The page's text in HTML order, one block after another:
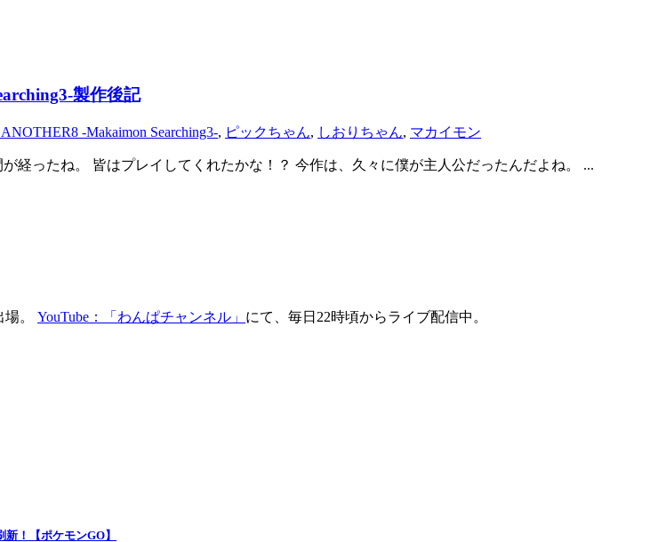
製作後記
-Makaimon Searching3-, ピックちゃん, しおりちゃん, マカイモン
経ったね。 皆はプレイしてくれたかな！？ 今作は、久々に僕が主人公だったんだよね。 ...
。 YouTube：「わんぱチャンネル」 にて、毎日22時頃からライブ配信中。
！【ポケモンGO】